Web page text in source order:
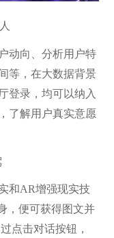
向、分析用户特
等，在大数据背景
登录，均可以纳入
了解用户真实意愿
和AR增强现实技
，便可获得图文并
点击对话按钮，